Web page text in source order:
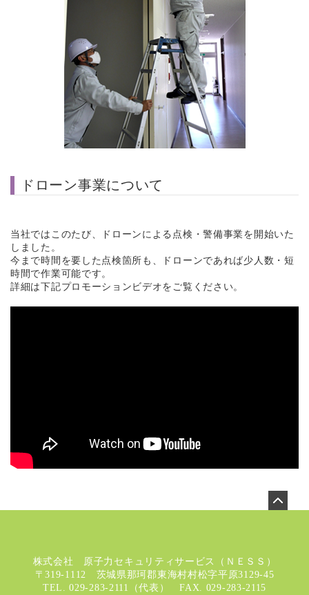
ドローン事業について
当社ではこのたび、ドローンによる点検・警備事業を開始いた
しました。
今まで時間を要した点検箇所も、ドローンであれば少人数・短
時間で作業可能です。
詳細は下記プロモーションビデオをご覧ください。
株式会社 原子力セキュリティサービス（ＮＥＳＳ）
〒319-1112 茨城県那珂郡東海村村松字平原3129-45
TEL. 029-283-2111（代表） FAX. 029-283-2115